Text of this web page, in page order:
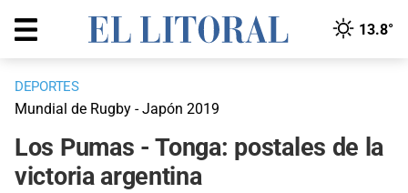
13.8°
DEPORTES
Mundial de Rugby - Japón 2019
Los Pumas - Tonga: postales de la
victoria argentina